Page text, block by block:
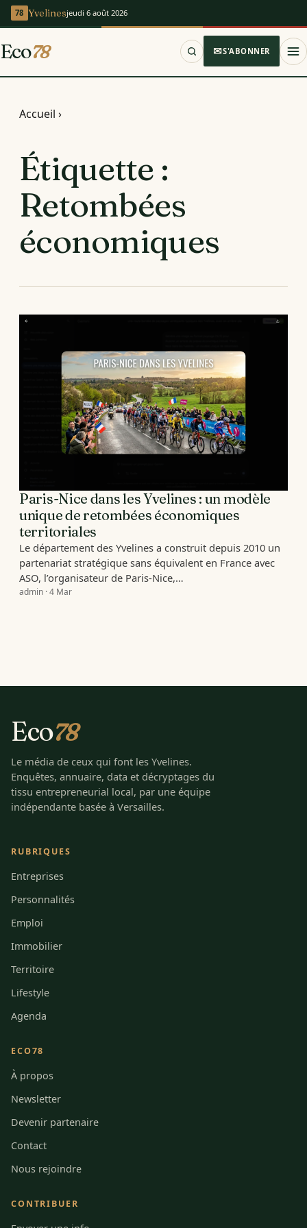
Yvelinesjeudi 6 août 2026
Eco78 S'ABONNER
Accueil ›
Étiquette :
Retombées
économiques
Paris-Nice dans les Yvelines : un modèle
unique de retombées économiques
territoriales
Le département des Yvelines a construit depuis 2010 un
partenariat stratégique sans équivalent en France avec
ASO, l’organisateur de Paris-Nice,…
admin · 4 Mar
Eco78
Le média de ceux qui font les Yvelines.
Enquêtes, annuaire, data et décryptages du
tissu entrepreneurial local, par une équipe
indépendante basée à Versailles.
RUBRIQUES
Entreprises
Personnalités
Emploi
Immobilier
Territoire
Lifestyle
Agenda
ECO78
À propos
Newsletter
Devenir partenaire
Contact
Nous rejoindre
CONTRIBUER